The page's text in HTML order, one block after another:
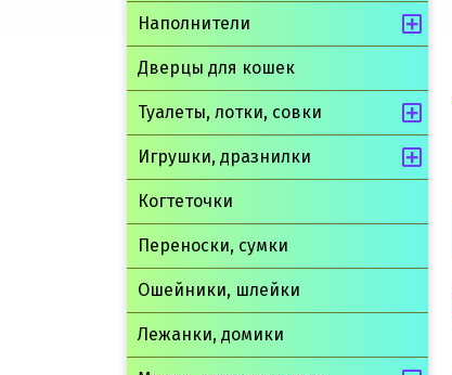
Наполнители
Дверцы для кошек
Туалеты, лотки, совки
Игрушки, дразнилки
Когтеточки
Переноски, сумки
Ошейники, шлейки
Лежанки, домики